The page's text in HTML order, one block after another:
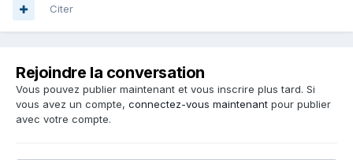
Citer
Rejoindre la conversation
Vous pouvez publier maintenant et vous inscrire plus tard. Si
vous avez un compte, connectez-vous maintenant pour publier
avec votre compte.